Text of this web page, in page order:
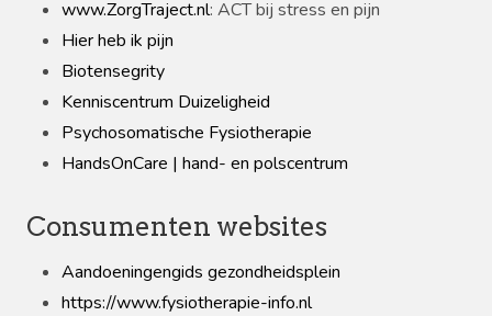
www.ZorgTraject.nl: ACT bij stress en pijn
Hier heb ik pijn
Biotensegrity
Kenniscentrum Duizeligheid
Psychosomatische Fysiotherapie
HandsOnCare | hand- en polscentrum
Consumenten websites
Aandoeningengids gezondheidsplein
https://www.fysiotherapie-info.nl